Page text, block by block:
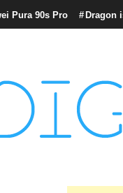
Pura 90s Pro Dragon
y